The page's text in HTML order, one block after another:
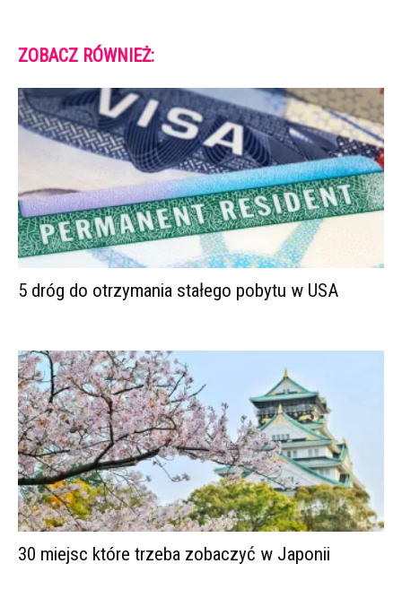
ZOBACZ RÓWNIEŻ:
5 dróg do otrzymania stałego pobytu w USA
30 miejsc które trzeba zobaczyć w Japonii